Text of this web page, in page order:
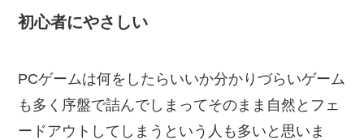
初心者にやさしい
PCゲームは何をしたらいいか分かりづらいゲーム
も多く序盤で詰んでしまってそのまま自然とフェ
ードアウトしてしまうという人も多いと思いま